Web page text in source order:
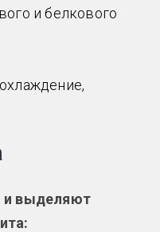
и белкового
и выделяют